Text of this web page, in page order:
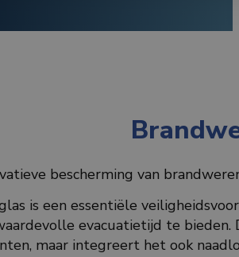
bescherming van
is een essentiële
evacuatietijd te
maar integreert het ook